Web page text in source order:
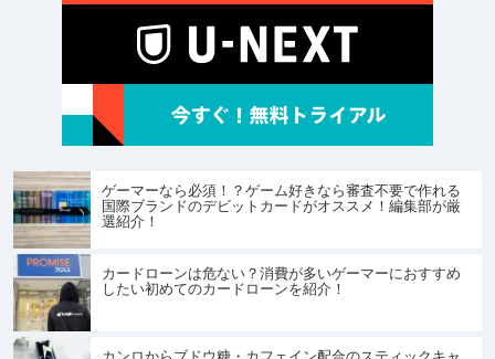
ゲーマーなら必須！？ゲーム好きなら審査不要で作れる
国際ブランドのデビットカードがオススメ！編集部が厳
選紹介！
カードローンは危ない？消費が多いゲーマーにおすすめ
したい初めてのカードローンを紹介！